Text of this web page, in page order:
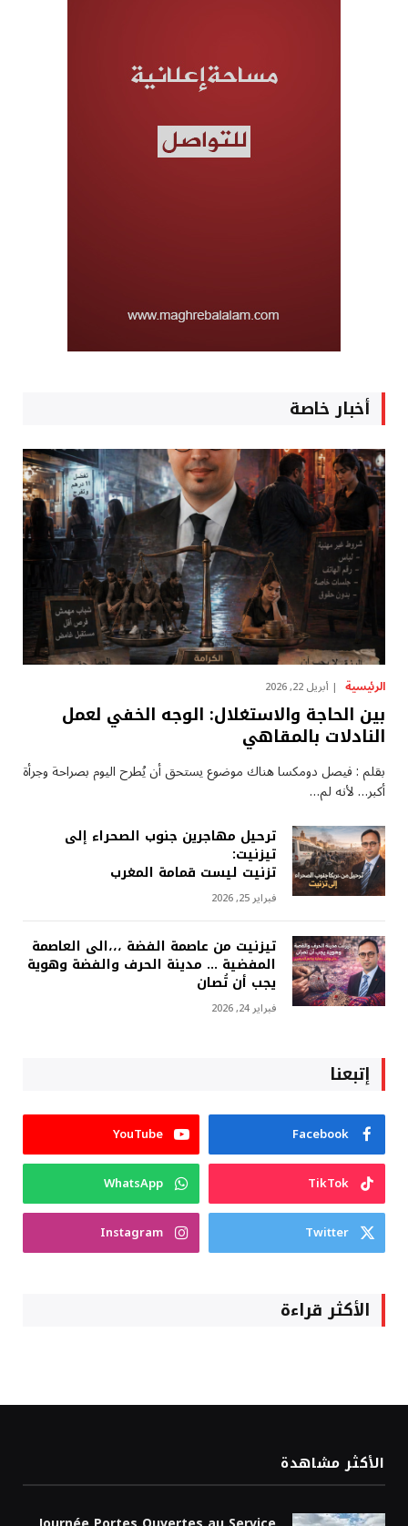
أخبار خاصة
الرئيسية أبريل 22, 2026
بين الحاجة والاستغلال: الوجه الخفي لعمل
النادلات بالمقاهي
بقلم : فيصل دومكسا هناك موضوع يستحق أن يُطرح اليوم بصراحة وجرأة
أكبر… لأنه لم…
ترحيل مهاجرين جنوب الصحراء إلى
تيزنيت:
تزنيت ليست قمامة المغرب
فبراير 25, 2026
تيزنيت من عاصمة الفضة ،،،الى العاصمة
المفضية … مدينة الحرف والفضة وهوية
يجب أن تُصان
فبراير 24, 2026
إتبعنا
Facebook
YouTube
TikTok
WhatsApp
Twitter
Instagram
الأكثر قراءة
الأكثر مشاهدة